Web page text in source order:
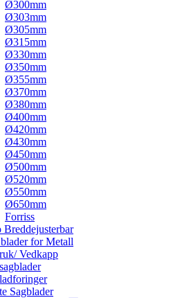
Ø300mm
Ø303mm
Ø305mm
Ø315mm
Ø330mm
Ø350mm
Ø355mm
Ø370mm
Ø380mm
Ø400mm
Ø420mm
Ø430mm
Ø450mm
Ø500mm
Ø520mm
Ø550mm
Ø650mm
Forriss
Breddejusterbar
for Metall
Vedkapp
Sagblader